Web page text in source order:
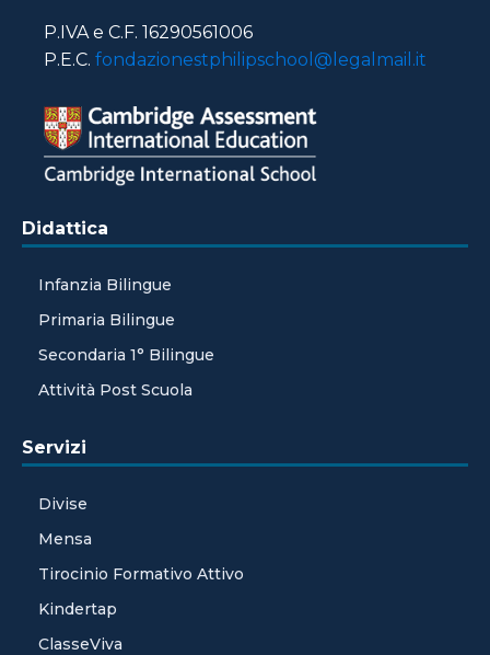
P.IVA e C.F. 16290561006
P.E.C. fondazionestphilipschool@legalmail.it
Didattica
Infanzia Bilingue
Primaria Bilingue
Secondaria 1° Bilingue
Attività Post Scuola
Servizi
Divise
Mensa
Tirocinio Formativo Attivo
Kindertap
ClasseViva